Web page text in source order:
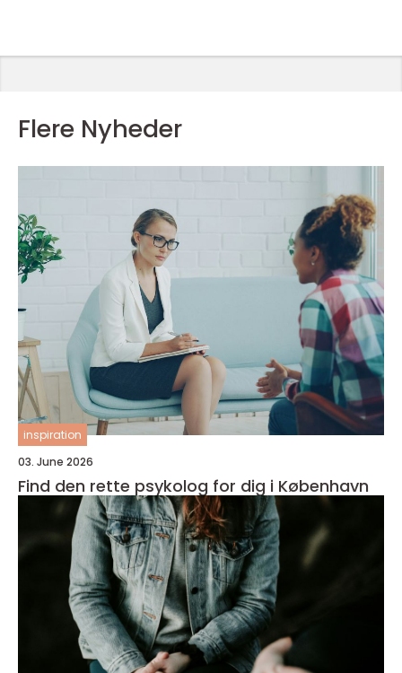
Flere Nyheder
inspiration
03. June 2026
Find den rette psykolog for dig i København